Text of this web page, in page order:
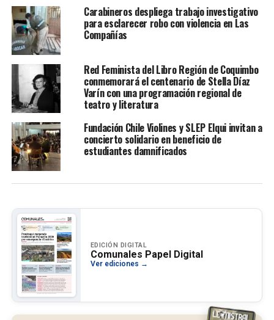
Carabineros despliega trabajo investigativo
para esclarecer robo con violencia en Las
Compañías
Red Feminista del Libro Región de Coquimbo
conmemorará el centenario de Stella Díaz
Varín con una programación regional de
teatro y literatura
Fundación Chile Violines y SLEP Elqui invitan a
concierto solidario en beneficio de
estudiantes damnificados
EDICIÓN DIGITAL
Comunales Papel Digital
Ver ediciones →